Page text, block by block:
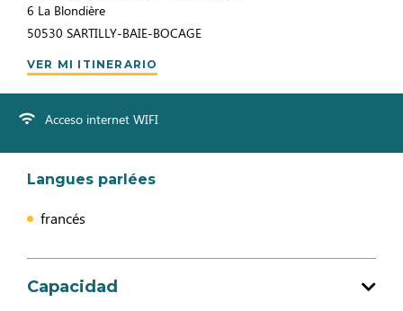
6 La Blondière
50530 SARTILLY-BAIE-BOCAGE
VER MI ITINERARIO
Acceso internet WIFI
Langues parlées
francés
Capacidad